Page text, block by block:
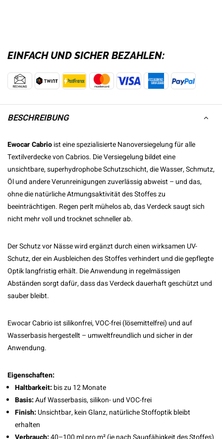
EINFACH UND SICHER BEZAHLEN:
BESCHREIBUNG
Ewocar Cabrioist eine spezialisierte Nanoversiegelung für alle
Textilverdecke von Cabrios. Die Versiegelung bildet eine
unsichtbare, superhydrophobe Schutzschicht, die Wasser, Schmutz,
Öl und andere Verunreinigungen zuverlässig abweist – und das,
ohne die natürliche Atmungsaktivität des Stoffes zu
beeinträchtigen. Regen perlt mühelos ab, das Verdeck saugt sich
nicht mehr voll und trocknet schneller ab.
Der Schutz vor Nässe wird ergänzt durch einen wirksamen UV-
Schutz, der ein Ausbleichen des Stoffes verhindert und die gepflegte
Optik langfristig erhält. Die Anwendung in regelmässigen
Abständen sorgt dafür, dass das Verdeck dauerhaft geschützt und
sauber bleibt.
Ewocar Cabrio ist silikonfrei, VOC-frei (lösemittelfrei) und auf
Wasserbasis hergestellt – umweltfreundlich und sicher in der
Anwendung.
Eigenschaften:
Haltbarkeit:bis zu 12 Monate
Basis:Auf Wasserbasis, silikon- und VOC-frei
Finish:Unsichtbar, kein Glanz, natürliche Stoffoptik bleibt
erhalten